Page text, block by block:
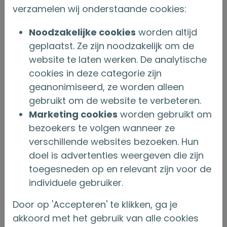
jonge mensen die heel bewust gaan voor een
fijne werkomgeving en sfeer. Rewie: “We
hebben een jonge collega van 26 jaar die al
eerder bij ons heeft gewerkt. Nu studeert ze
weer omdat ze docent wiskunde wil worden.
Ze vindt het werk bij ons zo leuk, dat ze toch
nog een dag per week bij ons is blijven werken.
‘Anders ga ik jullie te veel missen’, zei ze. Dat
zegt denk ik genoeg.”
HET ‘ONDERLINGE’ GEVOEL
Er wordt door veel collega’s regelmatig
thuisgewerkt. Dat kan ook, want dankzij alle
systemen die er zijn, kan iedereen overal de
verzamelen wij onderstaande cookies:
Noodzakelijke cookies worden altijd
geplaatst. Ze zijn noodzakelijk om de
website te laten werken. De analytische
cookies in deze categorie zijn
geanonimiseerd, ze worden alleen
gebruikt om de website te verbeteren.
Marketing cookies worden gebruikt om
bezoekers te volgen wanneer ze
verschillende websites bezoeken. Hun
doel is advertenties weergeven die zijn
toegesneden op en relevant zijn voor de
individuele gebruiker.
Door op 'Accepteren' te klikken, ga je
akkoord met het gebruik van alle cookies